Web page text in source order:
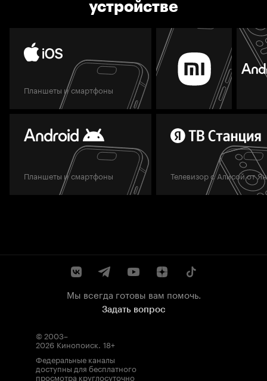
устройстве
Планшеты и смартфоны
Планшеты и смартфоны Телевизор с Алисой от
Мы всегда готовы вам помочь.
Задать вопрос
© 2003–
2026 Кинопоиск. 18+
Федеральные каналы
доступны для бесплатного
просмотра круглосуточно